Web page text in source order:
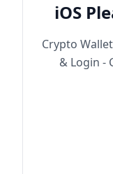
iOS
Crypto
& Login -